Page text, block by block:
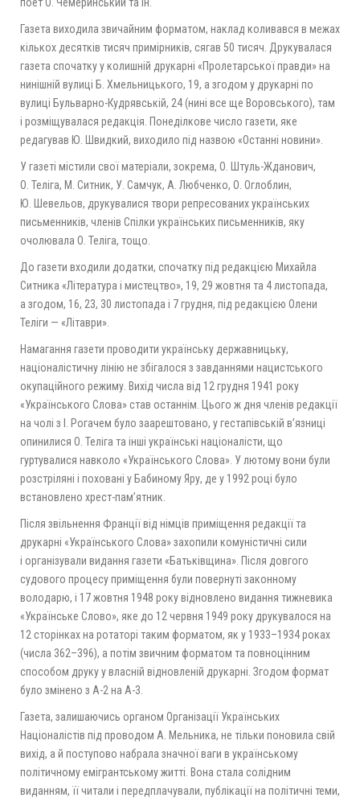
Газета виходила звичайним форматом, наклад коливався в межах
кількох десятків тисяч примірників, сягав 50 тисяч. Друкувалася
газета спочатку у колишній друкарні «Пролетарської правди» на
нинішній вулиці Б. Хмельницького, 19, а згодом у друкарні по
вулиці Бульварно-Кудрявській, 24 (нині все ще Воровського), там
і розміщувалася редакція. Понеділкове число газети, яке
редагував Ю. Швидкий, виходило під назвою «Останні новини».
У газеті містили свої матеріали, зокрема, О. Штуль-Жданович,
О. Теліга, М. Ситник, У. Самчук, А. Любченко, О. Оглоблин,
Ю. Шевельов, друкувалися твори репресованих українських
письменників, членів Спілки українських письменників, яку
очолювала О. Теліга, тощо.
До газети входили додатки, спочатку під редакцією Михайла
Ситника «Література і мистецтво», 19, 29 жовтня та 4 листопада,
а згодом, 16, 23, 30 листопада і 7 грудня, під редакцією Олени
Теліги — «Літаври».
Намагання газети проводити українську державницьку,
націоналістичну лінію не збігалося з завданнями нацистського
окупаційного режиму. Вихід числа від 12 грудня 1941 року
«Українського Слова» став останнім. Цього ж дня членів редакції
на чолі з І. Рогачем було заарештовано, у гестапівській в’язниці
опинилися О. Теліга та інші українські націоналісти, що
гуртувалися навколо «Українського Слова». У лютому вони були
розстріляні і поховані у Бабиному Яру, де у 1992 році було
встановлено хрест-пам’ятник.
Після звільнення Франції від німців приміщення редакції та
друкарні «Українського Слова» захопили комуністичні сили
і організували видання газети «Батьківщина». Після довгого
судового процесу приміщення були повернуті законному
володарю, і 17 жовтня 1948 року відновлено видання тижневика
«Українське Слово», яке до 12 червня 1949 року друкувалося на
12 сторінках на ротаторі таким форматом, як у 1933–1934 роках
(числа 362–396), а потім звичним форматом та повноцінним
способом друку у власній відновленій друкарні. Згодом формат
було змінено з А-2 на А-3.
Газета, залишаючись органом Організації Українських
Націоналістів під проводом А. Мельника, не тільки поновила свій
вихід, а й поступово набрала значної ваги в українському
політичному емігрантському житті. Вона стала солідним
виданням, її читали і передплачували, публікації на політичні теми,